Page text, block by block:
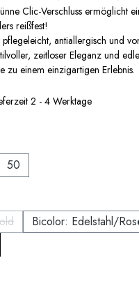
Clic-Verschluss ermöglicht
reißfest!
pflegeleicht, antiallergisch und
zeitloser Eleganz und
zu einem einzigartigen Erlebnis.
2 - 4 Werktage
50
ist zurzeit nicht verfügbar.)
Bicolor: Edelstahl/
verfügbar.)